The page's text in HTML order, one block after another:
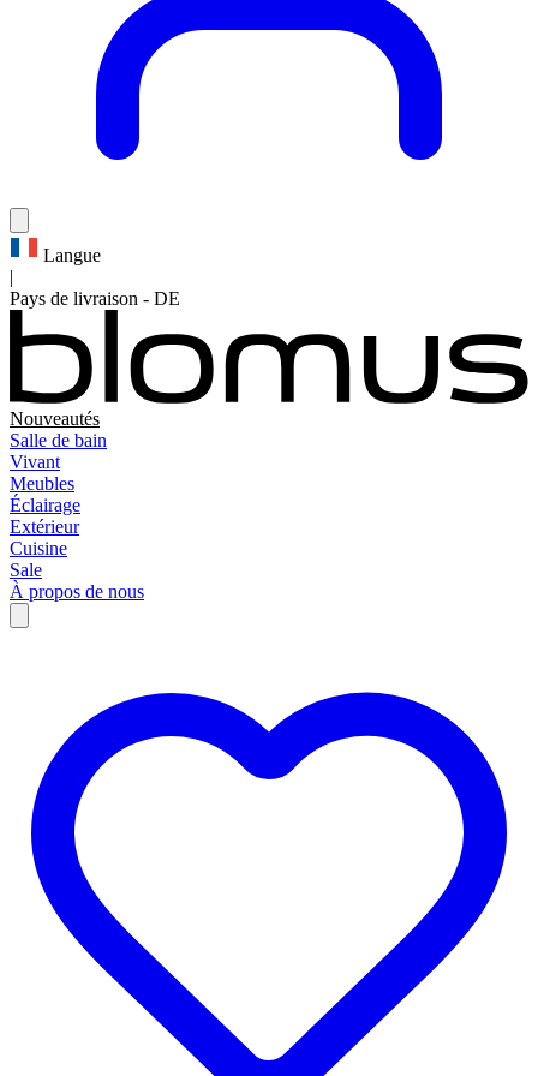
Langue
|
Pays de livraison - DE
Nouveautés
Salle de bain
Vivant
Meubles
Éclairage
Extérieur
Cuisine
Sale
À propos de nous